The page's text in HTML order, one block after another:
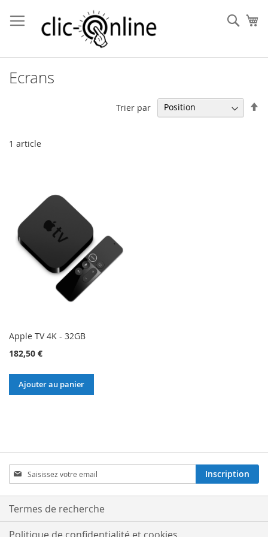
au
contenu
Ecrans
1 article
Trier par
Apple TV 4K - 32GB
182,50 €
Ajouter au panier
Inscription
à
notre
lettre
:
Inscription
Termes de recherche